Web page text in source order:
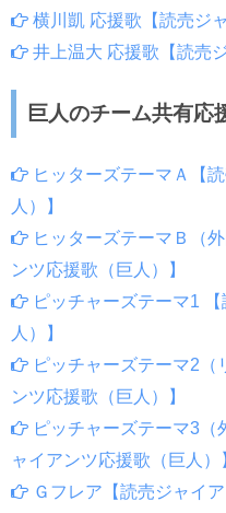
横川凱 応援歌【読売ジ
井上温大 応援歌【読売
巨人のチーム共有応
ヒッターズテーマＡ【
人）】
ヒッターズテーマＢ（
ンツ応援歌（巨人）】
ピッチャーズテーマ1
人）】
ピッチャーズテーマ2（
ンツ応援歌（巨人）】
ピッチャーズテーマ3（
ャイアンツ応援歌（巨人）
Ｇフレア【読売ジャイ